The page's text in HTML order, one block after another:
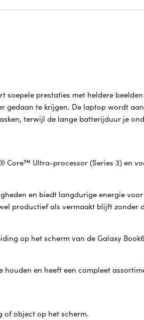
prestaties met heldere
gedaan te krijgen. De laptop wordt
terwijl de lange batterijduur je
Core™ Ultra-processor (Series 3) en
en biedt langdurige energie
productief als vermaakt blijft zonder
op het scherm van de Galaxy
houden en heeft een compleet
of object op het scherm.